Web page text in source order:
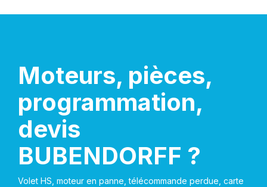
Moteurs, pièces,
programmation,
devis
BUBENDORFF ?
Volet HS, moteur en panne, télécommande perdue, carte